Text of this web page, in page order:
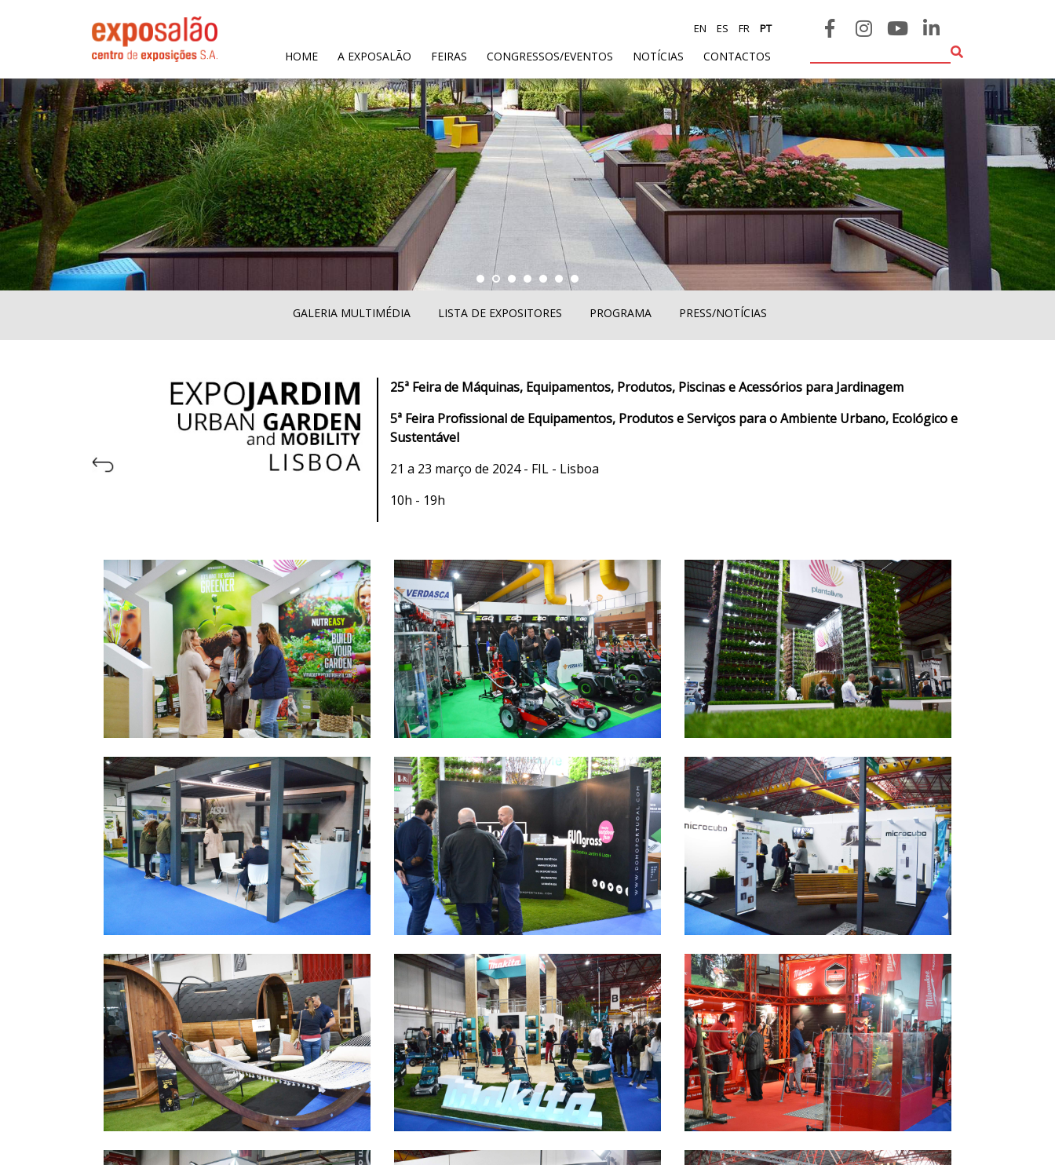
HOME(CURRENT)
A EXPOSALÃO FEIRAS CONGRESSOS/EVENTOS NOTÍCIAS CONTACTOS
EN ES FR PT
GALERIA MULTIMÉDIA LISTA DE EXPOSITORES PROGRAMA PRESS/NOTÍCIAS
25ª Feira de Máquinas, Equipamentos, Produtos, Piscinas e Acessórios para Jardinagem
5ª Feira Profissional de Equipamentos, Produtos e Serviços para o Ambiente Urbano, Ecológico e
Sustentável
21 a 23 março de 2024 - FIL - Lisboa
10h - 19h